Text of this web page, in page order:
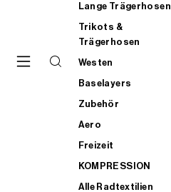
Lange Trägerhosen
Trikots &
Trägerhosen
Westen
Baselayers
Zubehör
Aero
Freizeit
KOMPRESSION
Alle Radtextilien